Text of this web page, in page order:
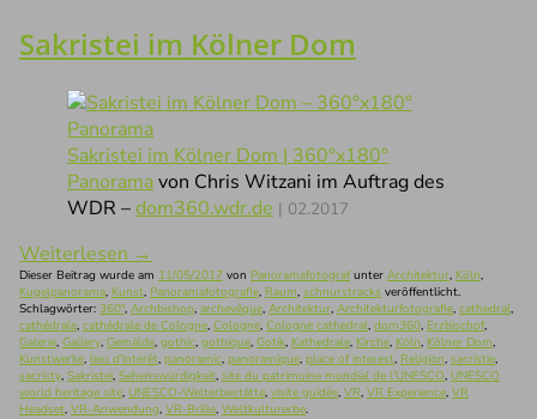
Sakristei im Kölner Dom
Sakristei im Kölner Dom | 360°x180°
Panoramavon Chris Witzani im Auftrag des
WDR –dom360.wdr.de | 02.2017
Weiterlesen →
Dieser Beitrag wurde am 11/05/2017 von Panoramafotografunter Architektur, Köln,
Kugelpanorama, Kunst, Panoramafotografie, Raum, schnurstracks veröffentlicht.
Schlagwörter: 360°, Archbishop, archevêque, Architektur, Architekturfotografie, cathedral,
cathédrale, cathédrale de Cologne, Cologne, Cologne cathedral, dom360, Erzbischof,
Galerie, Gallery, Gemälde, gothic, gothique, Gotik, Kathedrale, Kirche, Köln, Kölner Dom,
Kunstwerke, lieu d'intérêt, panoramic, panoramique, place of interest, Religion, sacristie,
sacristy, Sakristei, Sehenswürdigkeit, site du patrimoine mondial de l'UNESCO, UNESCO
world heritage site, UNESCO-Welterbestätte, visite guidée, VR, VR Experience, VR
Headset, VR-Anwendung, VR-Brille, Weltkulturerbe.